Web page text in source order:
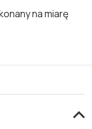
na miarę